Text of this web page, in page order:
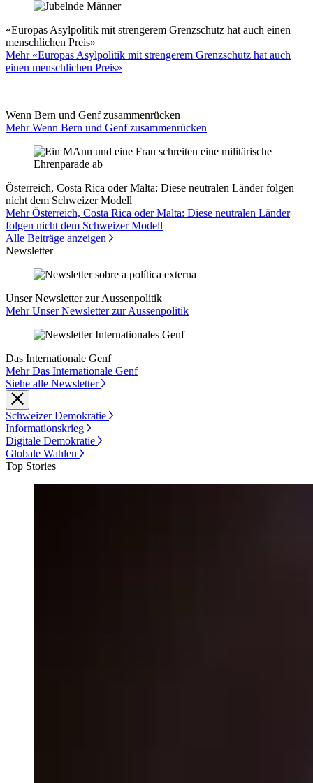
«Europas Asylpolitik mit strengerem Grenzschutz hat auch einen
menschlichen Preis»
Mehr «Europas Asylpolitik mit strengerem Grenzschutz hat auch
einen menschlichen Preis»
Wenn Bern und Genf zusammenrücken
Mehr Wenn Bern und Genf zusammenrücken
Österreich, Costa Rica oder Malta: Diese neutralen Länder folgen
nicht dem Schweizer Modell
Mehr Österreich, Costa Rica oder Malta: Diese neutralen Länder
folgen nicht dem Schweizer Modell
Alle Beiträge anzeigen
Newsletter
Unser Newsletter zur Aussenpolitik
Mehr Unser Newsletter zur Aussenpolitik
Das Internationale Genf
Mehr Das Internationale Genf
Siehe alle Newsletter
Schweizer Demokratie
Informationskrieg
Digitale Demokratie
Globale Wahlen
Top Stories